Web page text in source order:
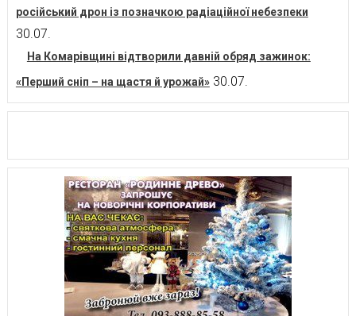
російський дрон із позначкою радіаційної небезпеки
30.07.
На Комарівщині відтворили давній обряд зажинок:
«Перший сніп – на щастя й урожай» 30.07.